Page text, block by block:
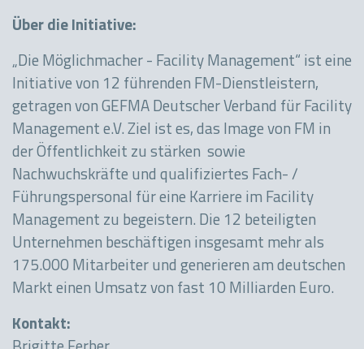
Über die Initiative:
„Die Möglichmacher - Facility Management“ ist eine
Initiative von 12 führenden FM-Dienstleistern,
getragen von GEFMA Deutscher Verband für Facility
Management e.V. Ziel ist es, das Image von FM in
der Öffentlichkeit zu stärken sowie
Nachwuchskräfte und qualifiziertes Fach- /
Führungspersonal für eine Karriere im Facility
Management zu begeistern. Die 12 beteiligten
Unternehmen beschäftigen insgesamt mehr als
175.000 Mitarbeiter und generieren am deutschen
Markt einen Umsatz von fast 10 Milliarden Euro.
Kontakt: